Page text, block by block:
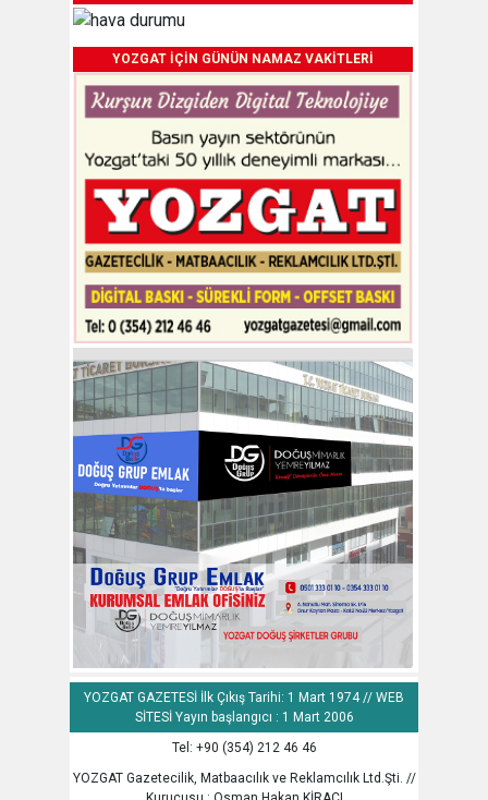
YOZGAT İÇİN GÜNÜN NAMAZ VAKİTLERİ
YOZGAT GAZETESİ İlk Çıkış Tarihi: 1 Mart 1974 // WEB
SİTESİ Yayın başlangıcı : 1 Mart 2006
Tel: +90 (354) 212 46 46
YOZGAT Gazetecilik, Matbaacılık ve Reklamcılık Ltd.Şti. //